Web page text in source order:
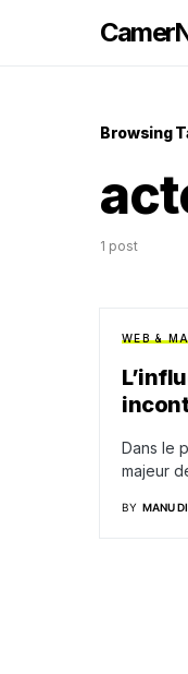
Browsing
1 post
WEB &
Dans le
majeur
BY MANU